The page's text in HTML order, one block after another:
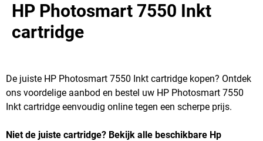
HP Photosmart 7550 Inkt
cartridge
De juiste HP Photosmart 7550 Inkt cartridge kopen? Ontdek
ons voordelige aanbod en bestel uw HP Photosmart 7550
Inkt cartridge eenvoudig online tegen een scherpe prijs.
Niet de juiste cartridge? Bekijk alle beschikbare Hp